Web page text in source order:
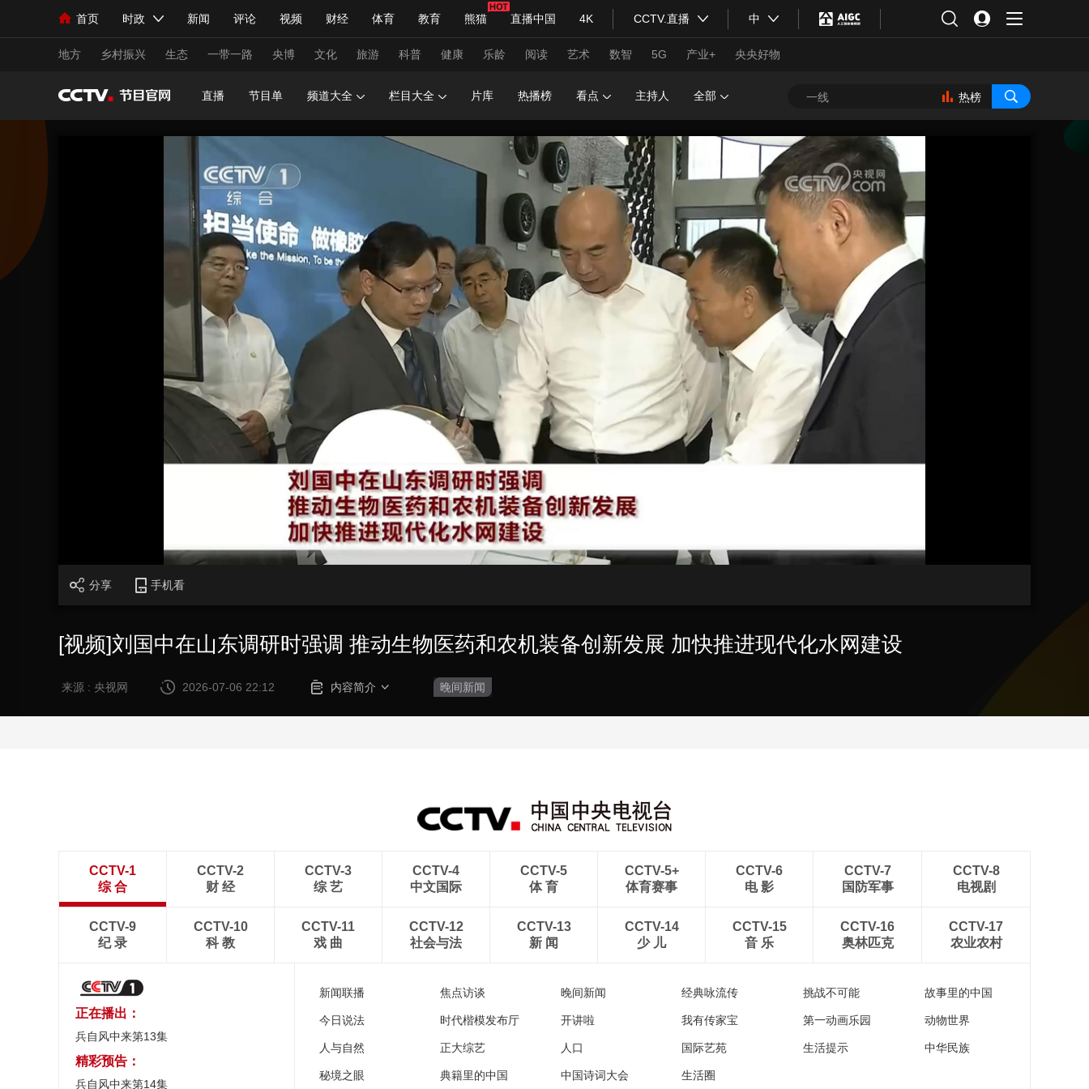
首页 时政 新闻 评论 视频 财经 体育 教育 熊猫 直播中国 4K CCTV.直播 中
人民领袖习近平 联播+ 中国领导人 央视快评 习式妙语 热解读 天天学习
直播 栏目大全 节目单 听音 微视频 主持人 下载央视影音
海外频道 iPanda English Монгол
地方 乡村振兴 生态 一带一路 央博 文化 旅游 科普 健康 乐龄 阅读 艺术 数智 5G 产业+ 央央好物
国际 评论 经济 公益 图片
联播+ 热解读 央视网评 锋面
小央视频 小央直播 直播中国 熊猫频道 VR/AR 4K专区 全景新闻
快看 新兵请入列 人生第一次 人生第二次
竞猜 2026年世界杯 2026年冬奥会 CBA NBA 中超 网球 综合体育 亚冬会
CCTV奥林匹克频道 生活体育大会 体育江湖 文化体育 冰雪道路
乡村振兴 生态环境 非遗 文化 旅游 科普 健康 乐龄 汽车
大国保险 超级工厂 智敬中国 全民健康 颜选攻略 海洋 时尚 才艺
栏目 片库 热播榜 总台企业白名单
直播 节目单 频道大全 栏目大全 片库 热播榜 看点 主持人 全部 热榜
分享 手机看
[视频]刘国中在山东调研时强调 推动生物医药和农机装备创新发展 加快推进现代化水网建设
来源 : 央视网 2026-07-06 22:12 内容简介 晚间新闻
CCTV-1
综 合
CCTV-2
财 经
CCTV-3
综 艺
CCTV-4
中文国际
CCTV-5
体 育
CCTV-5+
体育赛事
CCTV-6
电 影
CCTV-7
国防军事
CCTV-8
电视剧
CCTV-9
纪 录
CCTV-10
科 教
CCTV-11
戏 曲
CCTV-12
社会与法
CCTV-13
新 闻
CCTV-14
少 儿
CCTV-15
音 乐
CCTV-16
奥林匹克
CCTV-17
农业农村
正在播出：
兵自风中来第13集
精彩预告：
兵自风中来第14集
新闻联播 焦点访谈 晚间新闻 经典咏流传 挑战不可能 故事里的中国
今日说法 时代楷模发布厅 开讲啦 我有传家宝 第一动画乐园 动物世界
人与自然 正大综艺 人口 国际艺苑 生活提示 中华民族
秘境之眼 典籍里的中国 中国诗词大会 生活圈